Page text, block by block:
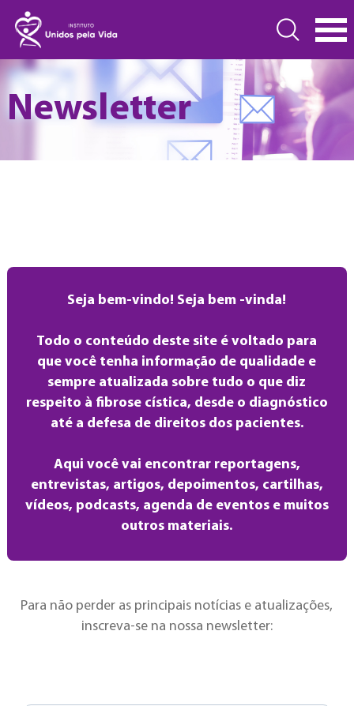
Newsletter
Seja bem-vindo! Seja bem -vinda!
Todo o conteúdo deste site é voltado para
que você tenha informação de qualidade e
sempre atualizada sobre tudo o que diz
respeito à fibrose cística, desde o diagnóstico
até a defesa de direitos dos pacientes.
Aqui você vai encontrar reportagens,
entrevistas, artigos, depoimentos, cartilhas,
vídeos, podcasts, agenda de eventos e muitos
outros materiais.
Para não perder as principais notícias e atualizações,
inscreva-se na nossa newsletter: